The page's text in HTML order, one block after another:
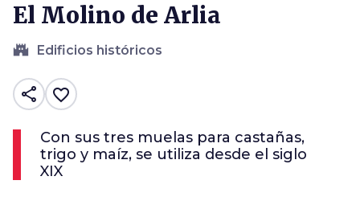
El Molino de Arlia
castle Edificios históricos
share favorite_border
Con sus tres muelas para castañas,
trigo y maíz, se utiliza desde el siglo
XIX